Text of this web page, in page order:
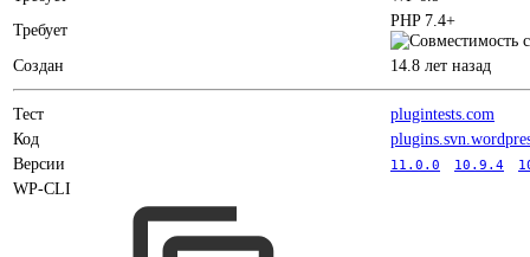
Требует
PHP 7.4+
Создан 14.8 лет назад
Тест
plugintests.com
Код
Версии
11.0.0 10.9.4
WP-CLI